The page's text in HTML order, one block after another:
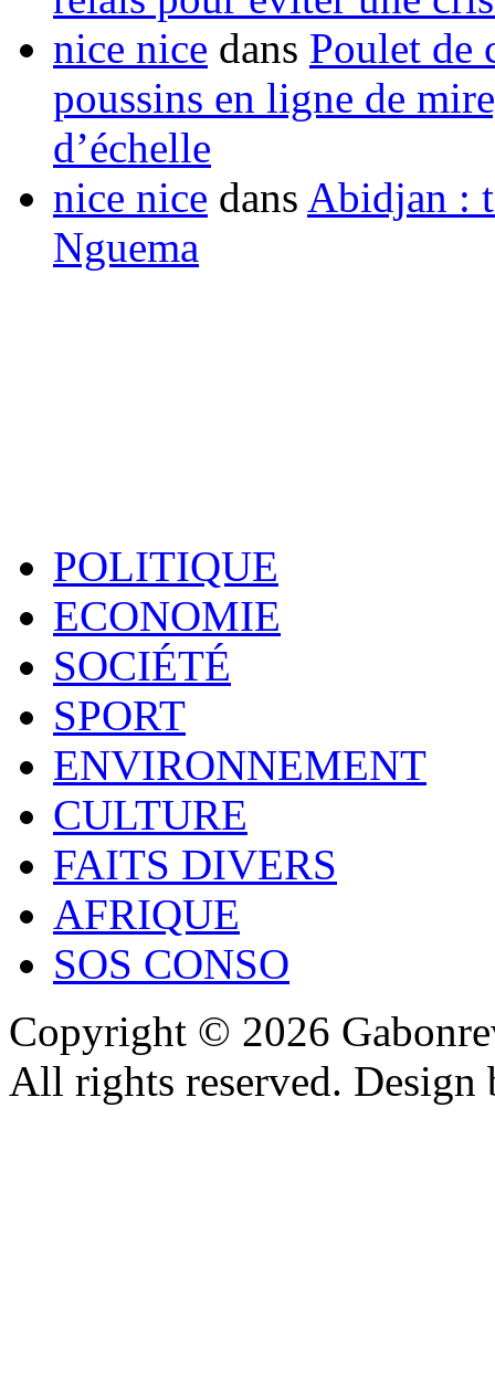
nice nice dans Poulet de
poussins en ligne de
d’échelle
nice nice dans Abidjan :
Nguema
POLITIQUE
ECONOMIE
SOCIÉTÉ
SPORT
ENVIRONNEMENT
CULTURE
FAITS DIVERS
AFRIQUE
SOS CONSO
Copyright © 2026
All rights reserved.